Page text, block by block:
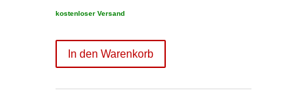
kostenloser Versand
In den Warenkorb